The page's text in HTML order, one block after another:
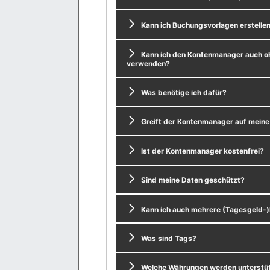
Kann ich Buchungsvorlagen
Kann ich den Kontenmanager auch
verwenden?
Was benötige ich dafür?
Greift der Kontenmanager auf
Ist der Kontenmanager kostenfrei?
Sind meine Daten geschützt?
Kann ich auch mehrere (Tagesgeld-
Was sind Tags?
Welche Währungen werden